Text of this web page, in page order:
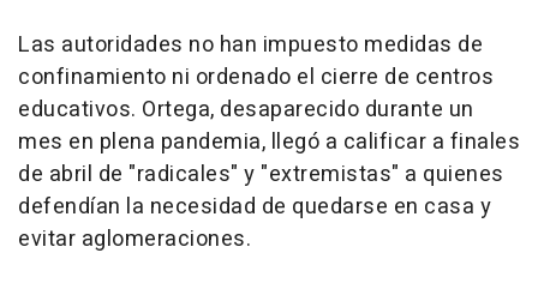
Las autoridades no han impuesto medidas de
confinamiento ni ordenado el cierre de centros
educativos. Ortega, desaparecido durante un
mes en plena pandemia, llegó a calificar a finales
de abril de "radicales" y "extremistas" a quienes
defendían la necesidad de quedarse en casa y
evitar aglomeraciones.